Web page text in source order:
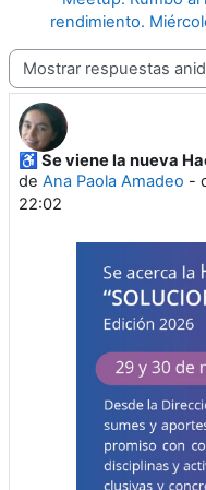
rendimiento.
Mostrar modo
♿ Se viene la nueva
de Ana Paola Amadeo -
22:02
Número de respuestas: